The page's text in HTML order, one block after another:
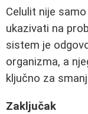
Celulit nije
ukazivati na
sistem je
organizma, a
ključno za
Zaključak